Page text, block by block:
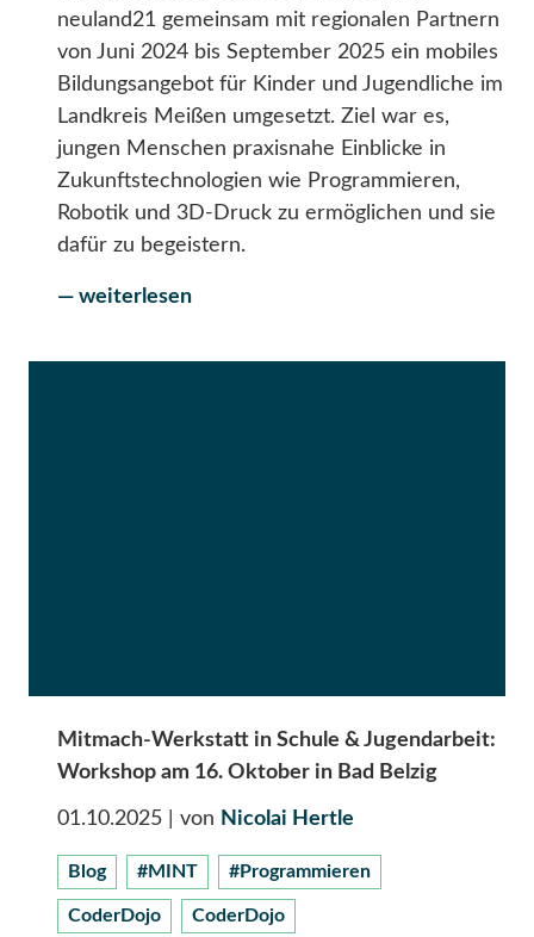
neuland21 gemeinsam mit regionalen Partnern
von Juni 2024 bis September 2025 ein mobiles
Bildungsangebot für Kinder und Jugendliche im
Landkreis Meißen umgesetzt. Ziel war es,
jungen Menschen praxisnahe Einblicke in
Zukunftstechnologien wie Programmieren,
Robotik und 3D-Druck zu ermöglichen und sie
dafür zu begeistern.
— weiterlesen
Mitmach-Werkstatt in Schule & Jugendarbeit:
Workshop am 16. Oktober in Bad Belzig
01.10.2025 | von Nicolai Hertle
Blog #MINT #Programmieren
CoderDojo CoderDojo